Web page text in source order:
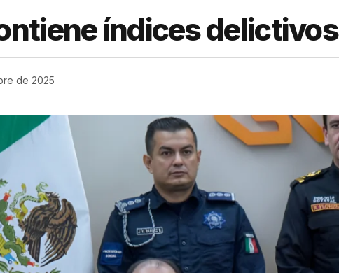
índices delictivos
de 2025